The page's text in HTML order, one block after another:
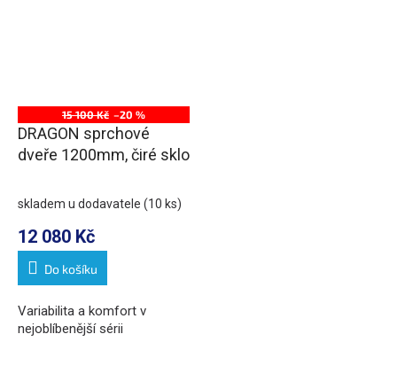
15 100 Kč –20 %
DRAGON sprchové
dveře 1200mm, čiré sklo
skladem u dodavatele (10 ks)
12 080 Kč
Do košíku
Variabilita a komfort v
nejoblíbenější sérii